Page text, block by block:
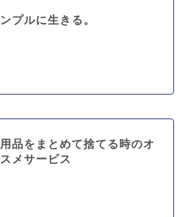
プルに生きる。
品をまとめて捨てる時のオ
メサービス